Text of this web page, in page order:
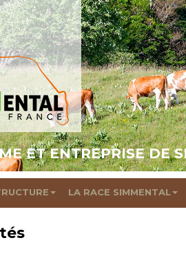
ET ENTREPRISE DE
LA RACE SIMMENTAL